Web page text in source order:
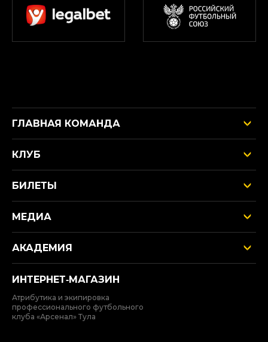
ГЛАВНАЯ КОМАНДА
КЛУБ
БИЛЕТЫ
МЕДИА
АКАДЕМИЯ
ИНТЕРНЕТ‑МАГАЗИН
Атрибутика и экипировка
профессионального футбольного
клуба «Арсенал» Тула